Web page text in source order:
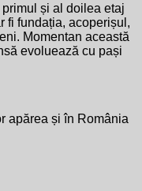
și al doilea etaj
fi fundația, acoperișul,
Momentan această
evoluează cu pași
apărea și în România